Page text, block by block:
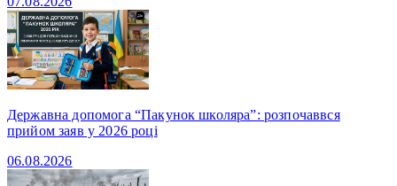
Державна допомога “Пакунок школяра”: розпочаввся
прийом заяв у 2026 році
06.08.2026